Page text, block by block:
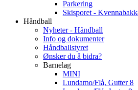
Parkering
Skisporet -
Håndball
Nyheter - Håndball
Info og dokumenter
Håndballstyret
Ønsker du å bidra?
Barnelag
MINI
Lundamo/Flå, Gutter 8